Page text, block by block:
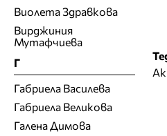
Виолета Здравкова
Вирджиния
Мутафчиева
Г
Габриела Василева
Габриела Великова
Галена Димова